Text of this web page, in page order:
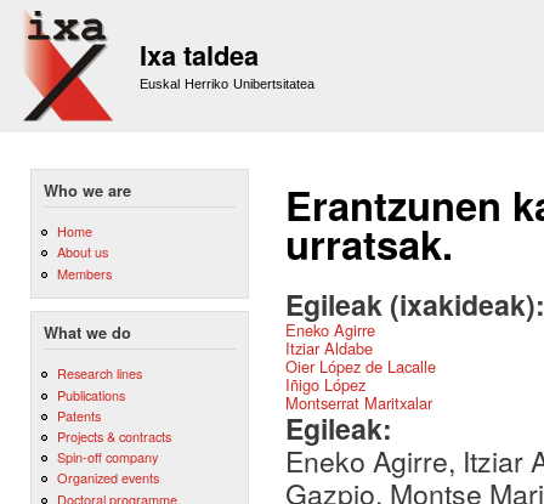
Ixa taldea
Euskal Herriko Unibertsitatea
Who we are
Home
About us
Members
What we do
Research lines
Publications
Patents
Projects & contracts
Spin-off company
Organized events
Doctoral programme
Erantzunen
urratsak.
Egileak
Eneko Agirre
Itziar Aldabe
Oier López de Lacalle
Iñigo López
Montserrat Maritxalar
Egileak:
Eneko Agirre, Itziar
Gazpio, Montse